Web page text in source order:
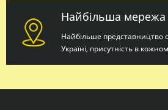
Найбільша мережа
Найбільше представництво
Україні, присутність в